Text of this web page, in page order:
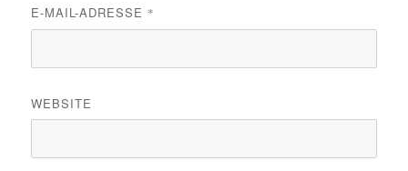
E-MAIL-ADRESSE *
WEBSITE